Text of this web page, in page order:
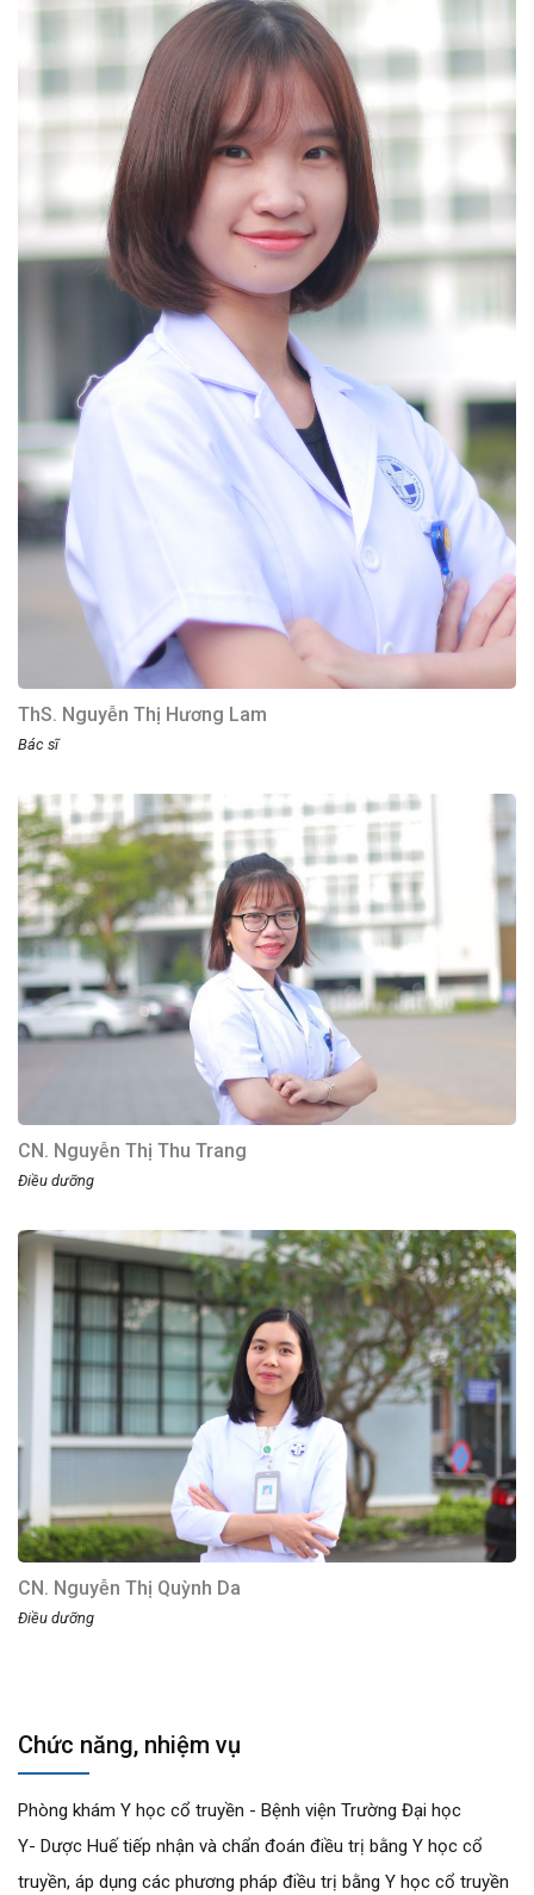
ThS. Nguyễn Thị Hương Lam
Bác sĩ
CN. Nguyễn Thị Thu Trang
Điều dưỡng
CN. Nguyễn Thị Quỳnh Da
Điều dưỡng
Chức năng, nhiệm vụ
Phòng khám Y học cổ truyền - Bệnh viện Trường Đại học
Y- Dược Huế tiếp nhận và chẩn đoán điều trị bằng Y học cổ
truyền, áp dụng các phương pháp điều trị bằng Y học cổ truyền